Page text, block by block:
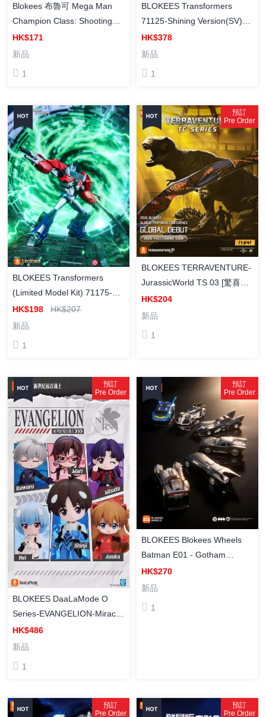
Blokees 布魯可 Mega Man
Champion Class: Shooting
Star Mega Man [超越版]
CC01《流星洛克人》洛克人
HK$171
新品
1
BLOKEES Transformers
71125-Shining Version(SV)
05- Fatal Confrontation [閃耀
版] 變形金剛 SV-05 (盲盒) (
HK$378
新品
1
BLOKEES Transformers
(Limited Model Kit) 71175-
AE06 Prime Optimus Prime
[傳奇版] 變形金剛 AE-06 柯柏
HK$198HK$207
新品
1
預訂
Pre Order
BLOKEES TERRAVENTURE-
JurassicWorld TS 03 [驚喜版]
侏羅紀世界 自然集 03 (盲盒) (
Box Of 12 )
HK$204
新品
1
預訂
Pre Order
BLOKEES DaaLaMode O
Series-EVANGELION-Miracle
Link 布魯可 [綺遇記Q] 新世紀
福音戰士 (盲盒) ( Box Of 6 )
HK$486
新品
1
預訂
Pre Order
BLOKEES Blokees Wheels
Batman E01 - Gotham
Velocity [布魯可積木車] 蝙蝠
俠積木車 E01 - 哥譚疾影 (盲
HK$270
新品
1
預訂
Pre Order
預訂
Pre Order